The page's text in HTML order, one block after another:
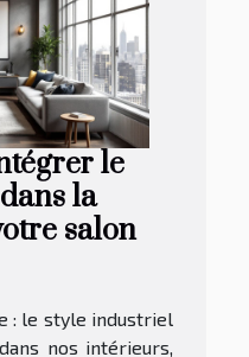
le
la
salon
: le style industriel
nos intérieurs,